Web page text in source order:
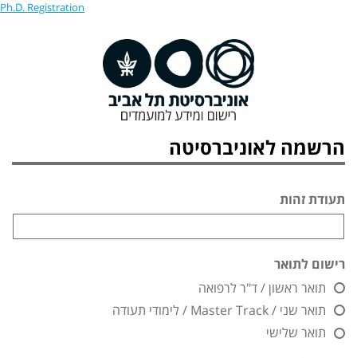
Ph.D. Registration
הרשמה לאוניברסיטה
תעודת זהות
רישום לתואר
תואר ראשון / ד"ר לרפואה
תואר שני / Master Track / לימודי תעודה
תואר שלישי